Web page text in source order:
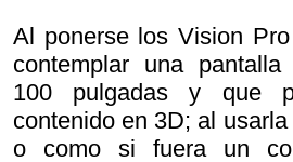
Al ponerse los Vision
contemplar una
100 pulgadas y que
contenido en 3D; al
o como si fuera un